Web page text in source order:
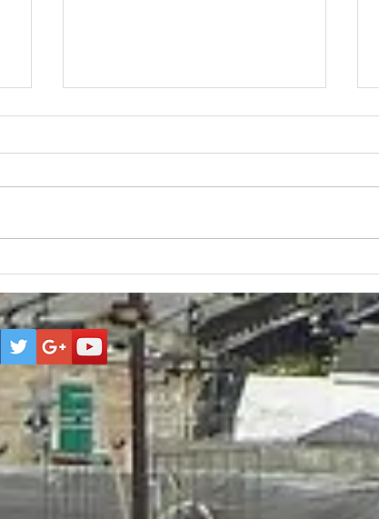
commerciali: cosa deve fare
concretamente il proprietario